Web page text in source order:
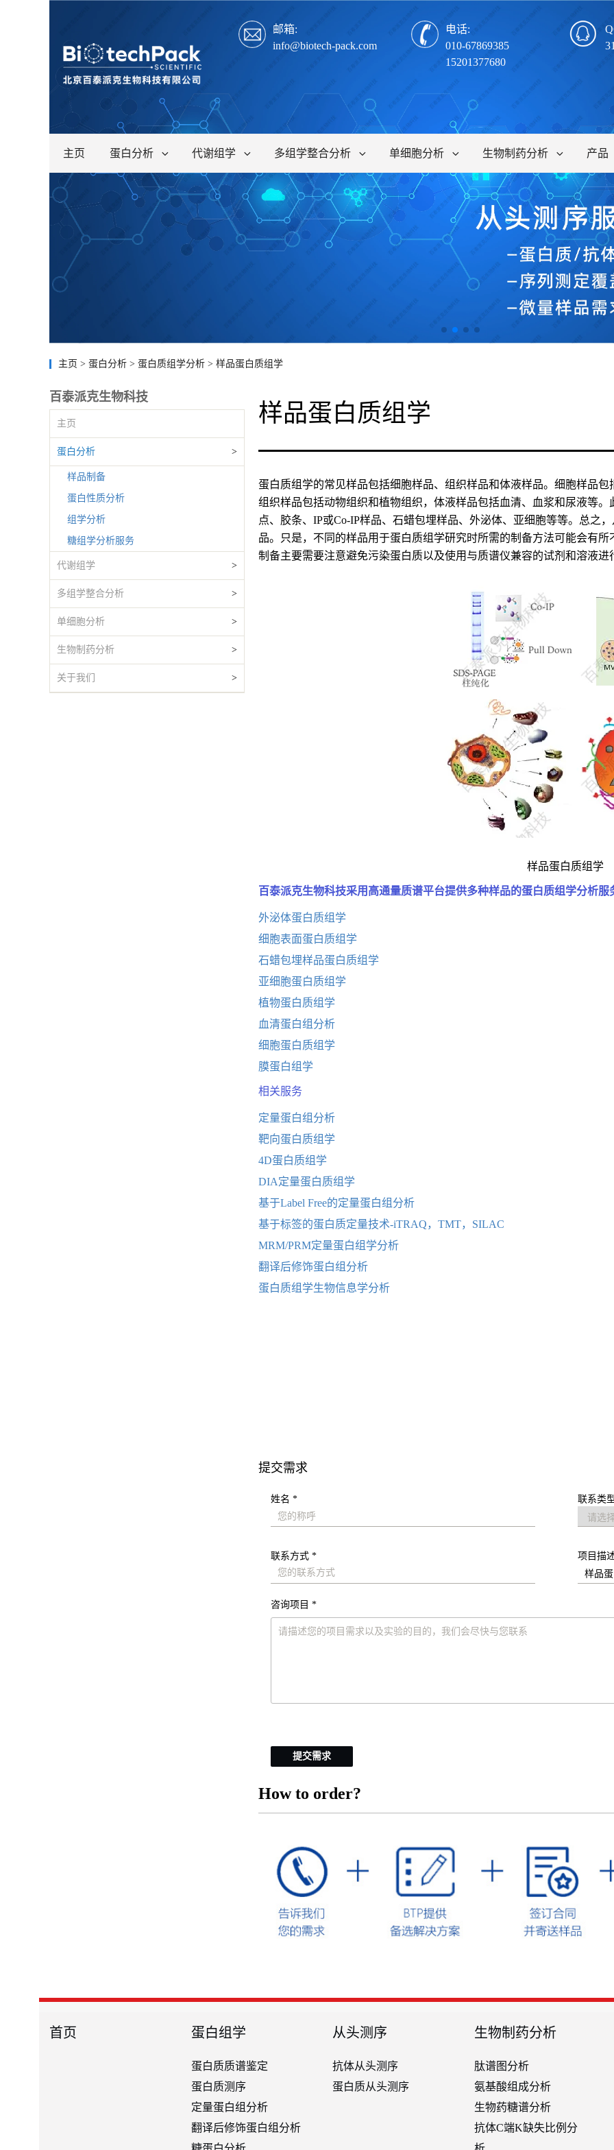
邮箱:
info@biotech-pack.com
电话:
010-67869385
15201377680
主页 蛋白分析 代谢组学 多组学整合分析 单细胞分析 生物制药分析 产品
主页 > 蛋白分析 > 蛋白质组学分析 > 样品蛋白质组学
百泰派克生物科技
主页
蛋白分析 >
样品制备
蛋白性质分析
组学分析
糖组学分析服务
代谢组学 >
多组学整合分析 >
单细胞分析 >
生物制药分析 >
关于我们 >
样品蛋白质组学
蛋白质组学的常见样品包括细胞样品、组织样品和体液样品。细胞样品
组织样品包括动物组织和植物组织，体液样品包括血清、血浆和尿液等
点、胶条、IP或Co-IP样品、石蜡包埋样品、外泌体、亚细胞等等。总之
品。只是，不同的样品用于蛋白质组学研究时所需的制备方法可能会有
制备主要需要注意避免污染蛋白质以及使用与质谱仪兼容的试剂和溶液进
样品蛋白质组学
百泰派克生物科技采用高通量质谱平台提供多种样品的蛋白质组学分析服
外泌体蛋白质组学
细胞表面蛋白质组学
石蜡包埋样品蛋白质组学
亚细胞蛋白质组学
植物蛋白质组学
血清蛋白组分析
细胞蛋白质组学
膜蛋白组学
相关服务
定量蛋白组分析
靶向蛋白质组学
4D蛋白质组学
DIA定量蛋白质组学
基于Label Free的定量蛋白组分析
基于标签的蛋白质定量技术-iTRAQ，TMT，SILAC
MRM/PRM定量蛋白组学分析
翻译后修饰蛋白组分析
蛋白质组学生物信息学分析
提交需求
姓名 * 联系类
联系方式 * 项目描
咨询项目 *
提交需求
How to order?
首页 蛋白组学
蛋白质质谱鉴定
蛋白质测序
定量蛋白组分析
翻译后修饰蛋白组分析
从头测序
抗体从头测序
蛋白质从头测序
生物制药分析
肽谱图分析
氨基酸组成分析
生物药糖谱分析
抗体C端K缺失比例分